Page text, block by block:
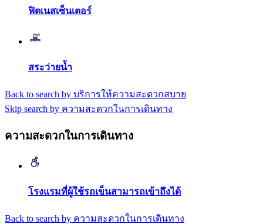
ฟิตเนสเซ็นเตอร์
สระว่ายน้ำ
Back to search by บริการให้ความสะดวกสบาย
Skip search by ความสะดวกในการเดินทาง
ความสะดวกในการเดินทาง
โรงแรมที่ผู้ใช้รถเข็นสามารถเข้าถึงได้
Back to search by ความสะดวกในการเดินทาง